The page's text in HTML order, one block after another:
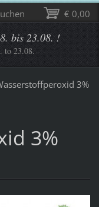
bis 23.08. !
to 23.08.
3%
3%
€ 0,00